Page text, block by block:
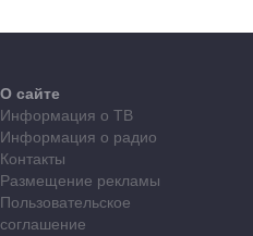
О сайте
Информация о ТВ
Информация о радио
Контакты
Размещение рекламы
Пользовательское
соглашение